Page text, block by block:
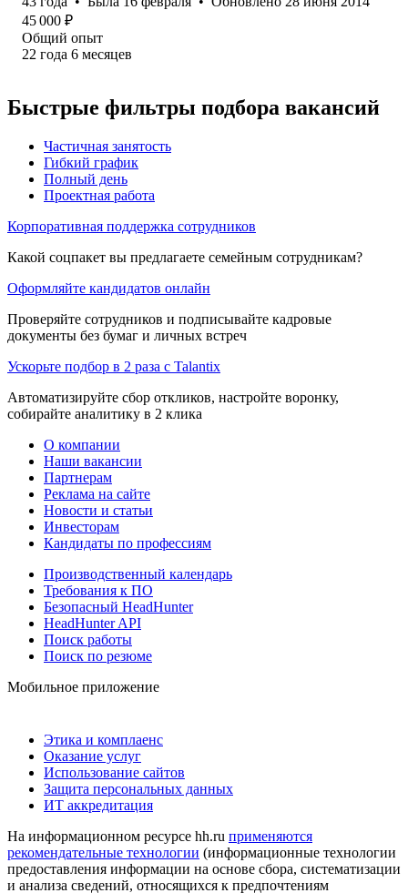
45 000 ₽
Общий опыт
22 года 6 месяцев
Быстрые фильтры подбора вакансий
Частичная занятость
Гибкий график
Полный день
Проектная работа
Корпоративная поддержка сотрудников
Какой соцпакет вы предлагаете семейным сотрудникам?
Оформляйте кандидатов онлайн
Проверяйте сотрудников и подписывайте кадровые
документы без бумаг и личных встреч
Ускорьте подбор в 2 раза с Talantix
Автоматизируйте сбор откликов, настройте воронку,
собирайте аналитику в 2 клика
О компании
Наши вакансии
Партнерам
Реклама на сайте
Новости и статьи
Инвесторам
Кандидаты по профессиям
Производственный календарь
Требования к ПО
Безопасный HeadHunter
HeadHunter API
Поиск работы
Поиск по резюме
Мобильное приложение
Этика и комплаенс
Оказание услуг
Использование сайтов
Защита персональных данных
ИТ аккредитация
На информационном ресурсе hh.ru применяются
рекомендательные технологии (информационные технологии
предоставления информации на основе сбора, систематизации
и анализа сведений, относящихся к предпочтениям